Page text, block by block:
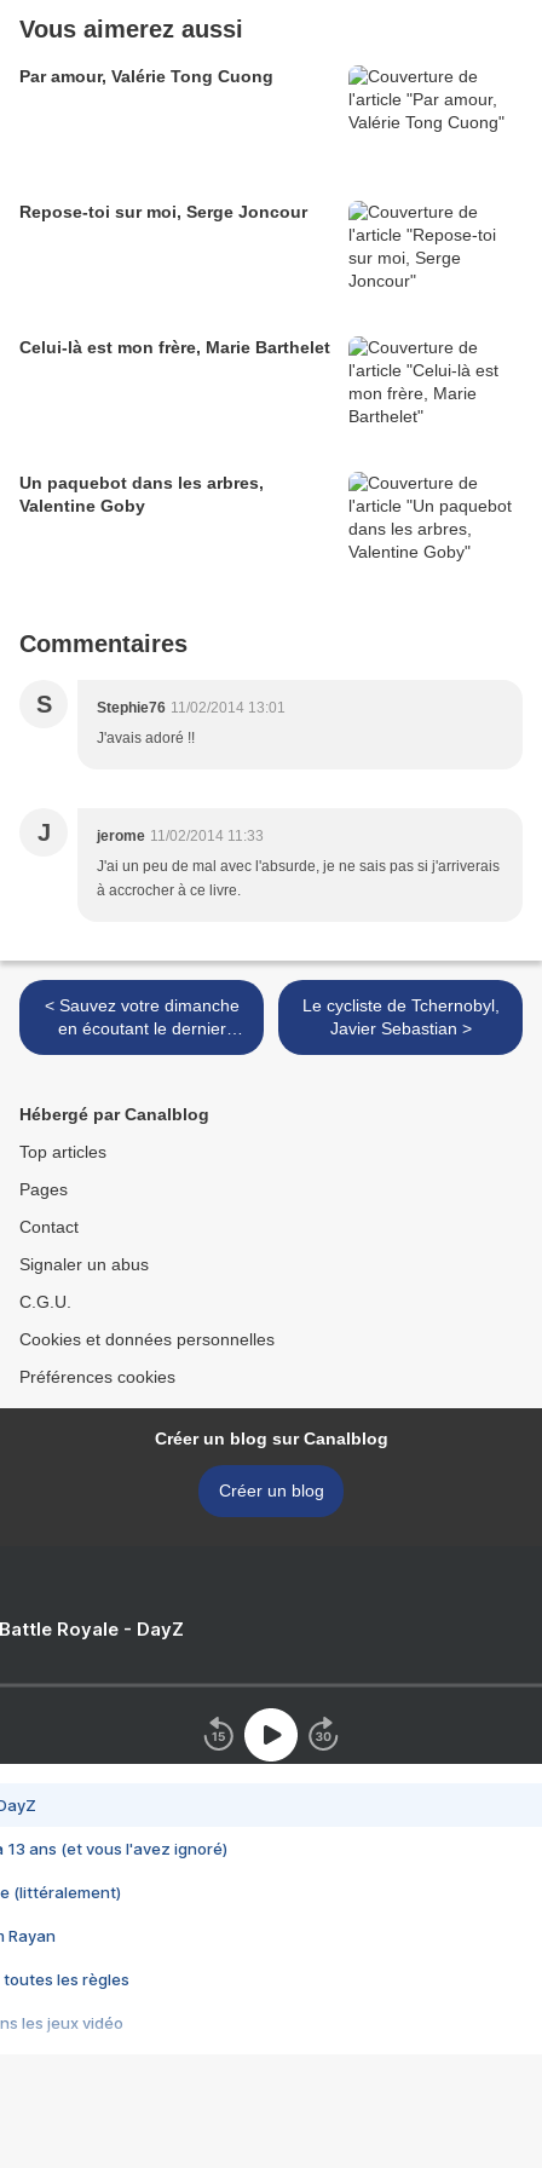
Vous aimerez aussi
Par amour, Valérie Tong Cuong
Repose-toi sur moi, Serge Joncour
Celui-là est mon frère, Marie Barthelet
Un paquebot dans les arbres,
Valentine Goby
Commentaires
S Stephie76 11/02/2014 13:01
J'avais adoré !!
J jerome 11/02/2014 11:33
J'ai un peu de mal avec l'absurde, je ne sais pas si j'arriverais
à accrocher à ce livre.
< Sauvez votre dimanche
en écoutant le dernier
album de Grand Corps
Le cycliste de Tchernobyl,
Javier Sebastian >
Hébergé par Canalblog
Top articles
Pages
Contact
Signaler un abus
C.G.U.
Cookies et données personnelles
Préférences cookies
Créer un blog sur Canalblog
Créer un blog
Royale - DayZ
13 ans (et vous l'avez ignoré)
(littéralement)
Rayan
toutes les règles
les jeux vidéo